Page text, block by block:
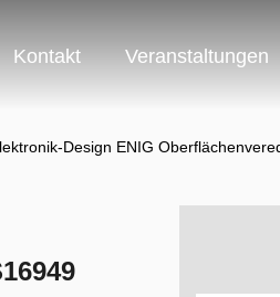
Kontakt Veranstaltungen
Design ENIG